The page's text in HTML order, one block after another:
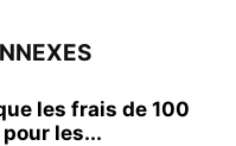
les frais de 100
les...